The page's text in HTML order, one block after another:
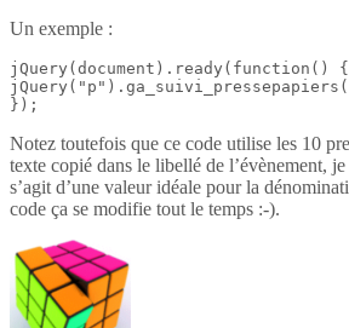
Un exemple :
jQuery(document).ready(function() {
});
Notez toutefois que ce code utilise les 10
texte copié dans le libellé de l’évènement,
s’agit d’une valeur idéale pour la
code ça se modifie tout le temps :-).